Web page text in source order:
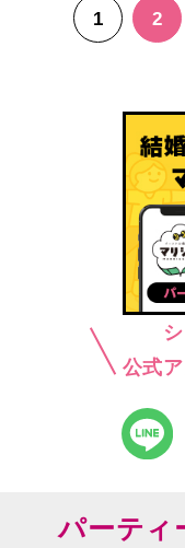
1 2
公式
パーティ